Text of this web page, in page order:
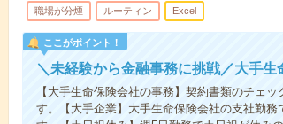
職場が分煙 ルーティン Excel
ここがポイント！
＼未経験から金融事務に挑戦／大手生
【大手生命保険会社の事務】契約書類のチェ
す。【大手企業】大手生命保険会社の支社勤